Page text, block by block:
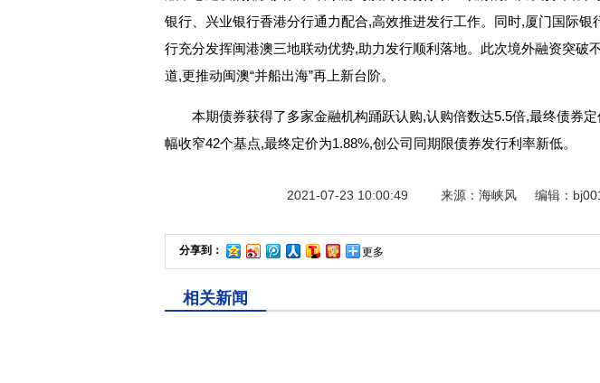
银行、兴业银行香港分行通力配合,高效推进发行工作。同时,厦门国际银
行充分发挥闽港澳三地联动优势,助力发行顺利落地。此次境外融资突破
道,更推动闽澳“并船出海”再上新台阶。
本期债券获得了多家金融机构踊跃认购,认购倍数达5.5倍,最终债券
幅收窄42个基点,最终定价为1.88%,创公司同期限债券发行利率新低。
2021-07-23 10:00:49 来源：海峡风 编辑：
分享到： 更多
相关新闻